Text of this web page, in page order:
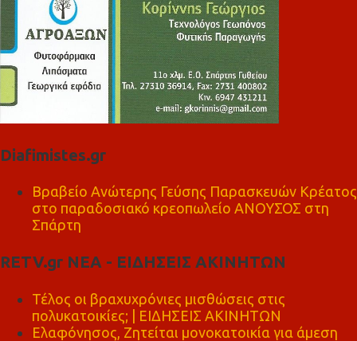
Diafimistes.gr
Βραβείο Ανώτερης Γεύσης Παρασκευών Κρέατος
στο παραδοσιακό κρεοπωλείο ΑΝΟΥΣΟΣ στη
Σπάρτη
RETV.gr ΝΕΑ - ΕΙΔΗΣΕΙΣ ΑΚΙΝΗΤΩΝ
Τέλος οι βραχυχρόνιες μισθώσεις στις
πολυκατοικίες; | ΕΙΔΗΣΕΙΣ ΑΚΙΝΗΤΩΝ
Ελαφόνησος, Ζητείται μονοκατοικία για άμεση